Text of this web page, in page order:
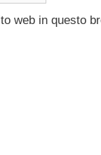
web in questo